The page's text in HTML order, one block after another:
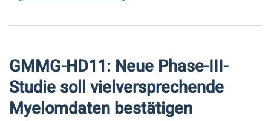
GMMG-HD11: Neue Phase-III-
Studie soll vielversprechende
Myelomdaten bestätigen